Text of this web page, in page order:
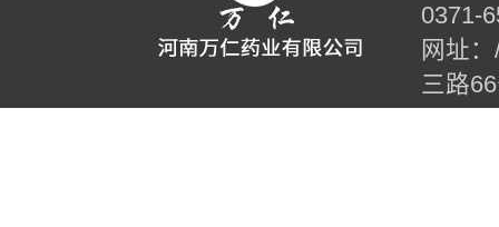
0371-
网址
三路